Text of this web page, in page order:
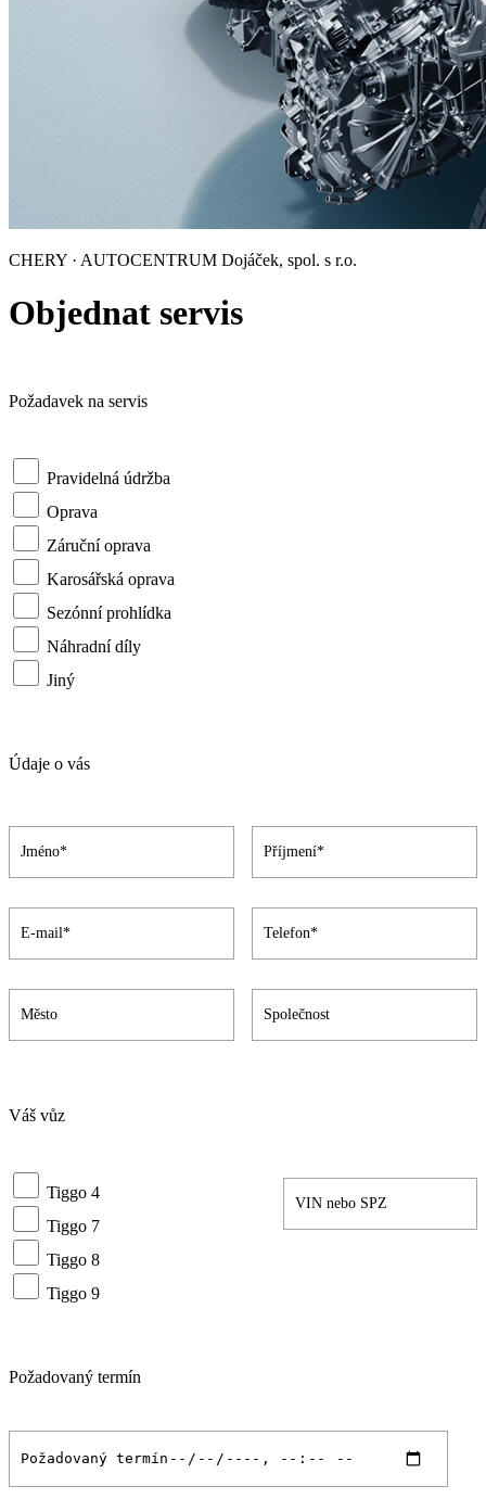
CHERY · AUTOCENTRUM Dojáček, spol. s r.o.
Objednat servis
Požadavek na servis
Pravidelná údržba
Oprava
Záruční oprava
Karosářská oprava
Sezónní prohlídka
Náhradní díly
Jiný
Údaje o vás
Váš vůz
Tiggo 4
Tiggo 7
Tiggo 8
Tiggo 9
Požadovaný termín